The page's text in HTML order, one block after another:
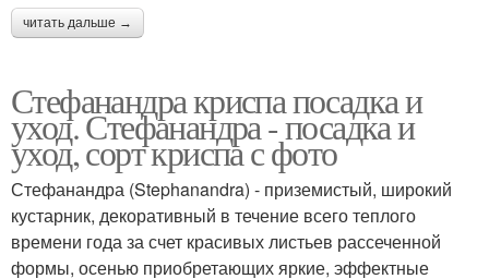
читать дальше →
Стефанандра криспа посадка и
уход. Стефанандра - посадка и
уход, сорт криспа с фото
Стефанандра (Stephanandra) - приземистый, широкий
кустарник, декоративный в течение всего теплого
времени года за счет красивых листьев рассеченной
формы, осенью приобретающих яркие, эффектные